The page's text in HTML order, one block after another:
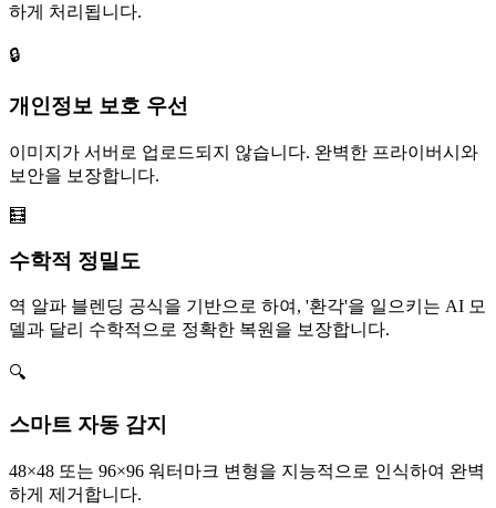
하게 처리됩니다.
🔒
개인정보 보호 우선
이미지가 서버로 업로드되지 않습니다. 완벽한 프라이버시와
보안을 보장합니다.
🧮
수학적 정밀도
역 알파 블렌딩 공식을 기반으로 하여, '환각'을 일으키는 AI 모
델과 달리 수학적으로 정확한 복원을 보장합니다.
🔍
스마트 자동 감지
48×48 또는 96×96 워터마크 변형을 지능적으로 인식하여 완벽
하게 제거합니다.